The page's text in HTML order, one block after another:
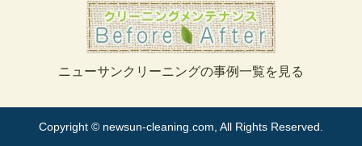
ニューサンクリーニングの事例一覧を見る
Copyright © newsun-cleaning.com, All Rights Reserved.